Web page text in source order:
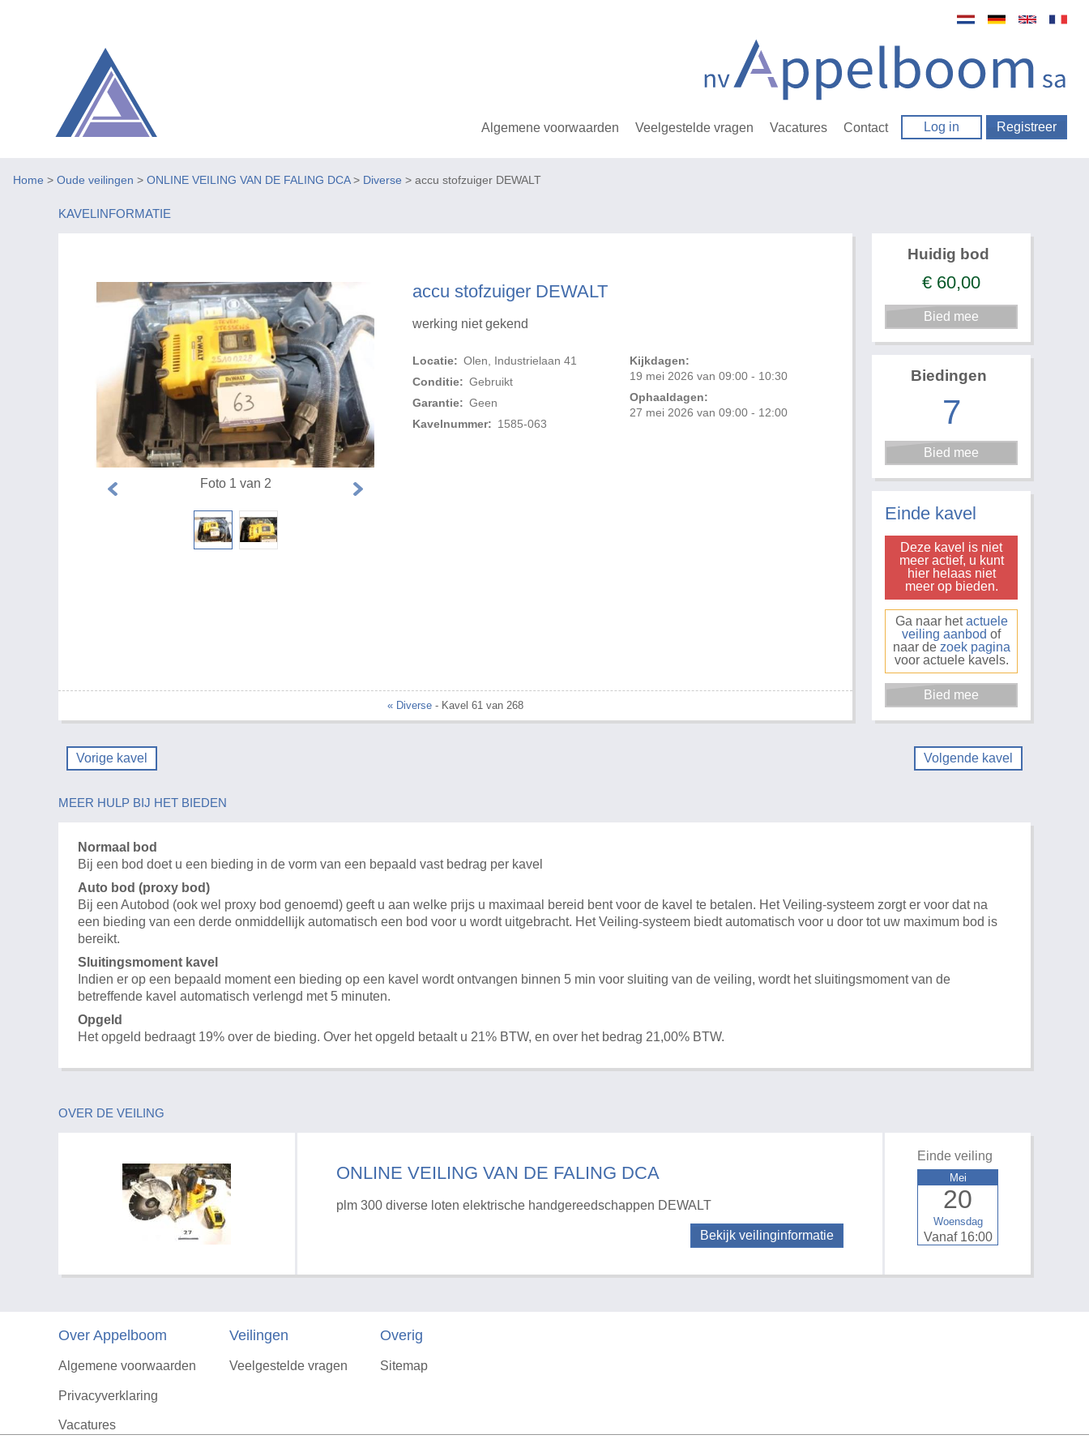
Algemene voorwaarden Veelgestelde vragen Vacatures Contact Log in Registreer
Home > Oude veilingen > ONLINE VEILING VAN DE FALING DCA> Diverse > accu stofzuiger DEWALT
KAVELINFORMATIE
accu stofzuiger DEWALT
werking niet gekend
Locatie: Olen, Industrielaan 41
Conditie: Gebruikt
Garantie: Geen
Kavelnummer: 1585-063
Kijkdagen:
19 mei 2026 van 09:00 - 10:30
Ophaaldagen:
27 mei 2026 van 09:00 - 12:00
Foto 1 van 2
« Diverse - Kavel 61 van 268
Huidig bod
€ 60,00
Biedingen
7
Einde kavel
Deze kavel is niet
meer actief, u kunt
hier helaas niet
meer op bieden.
Ga naar hetactuele
veiling aanbod of
naar de zoek pagina
voor actuele kavels.
Vorige kavel Volgende kavel
MEER HULP BIJ HET BIEDEN
Normaal bod
Bij een bod doet u een bieding in de vorm van een bepaald vast bedrag per kavel
Auto bod (proxy bod)
Bij een Autobod (ook wel proxy bod genoemd) geeft u aan welke prijs u maximaal bereid bent voor de kavel te betalen. Het Veiling-systeem zorgt er voor dat na
een bieding van een derde onmiddellijk automatisch een bod voor u wordt uitgebracht. Het Veiling-systeem biedt automatisch voor u door tot uw maximum bod is
bereikt.
Sluitingsmoment kavel
Indien er op een bepaald moment een bieding op een kavel wordt ontvangen binnen 5 min voor sluiting van de veiling, wordt het sluitingsmoment van de
betreffende kavel automatisch verlengd met 5 minuten.
Opgeld
Het opgeld bedraagt 19% over de bieding. Over het opgeld betaalt u 21% BTW, en over het bedrag 21,00% BTW.
OVER DE VEILING
ONLINE VEILING VAN DE FALING DCA
plm 300 diverse loten elektrische handgereedschappen DEWALT
Bekijk veilinginformatie
Einde veiling
Woensdag
20
Mei
Vanaf 16:00
Over Appelboom
Algemene voorwaarden
Privacyverklaring
Vacatures
Veilingen
Veelgestelde vragen
Overig
Sitemap